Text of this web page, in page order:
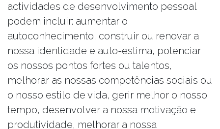
actividades de desenvolvimento pessoal
podem incluir: aumentar o
autoconhecimento, construir ou renovar a
nossa identidade e auto-estima, potenciar
os nossos pontos fortes ou talentos,
melhorar as nossas competências sociais ou
o nosso estilo de vida, gerir melhor o nosso
tempo, desenvolver a nossa motivação e
produtividade, melhorar a nossa